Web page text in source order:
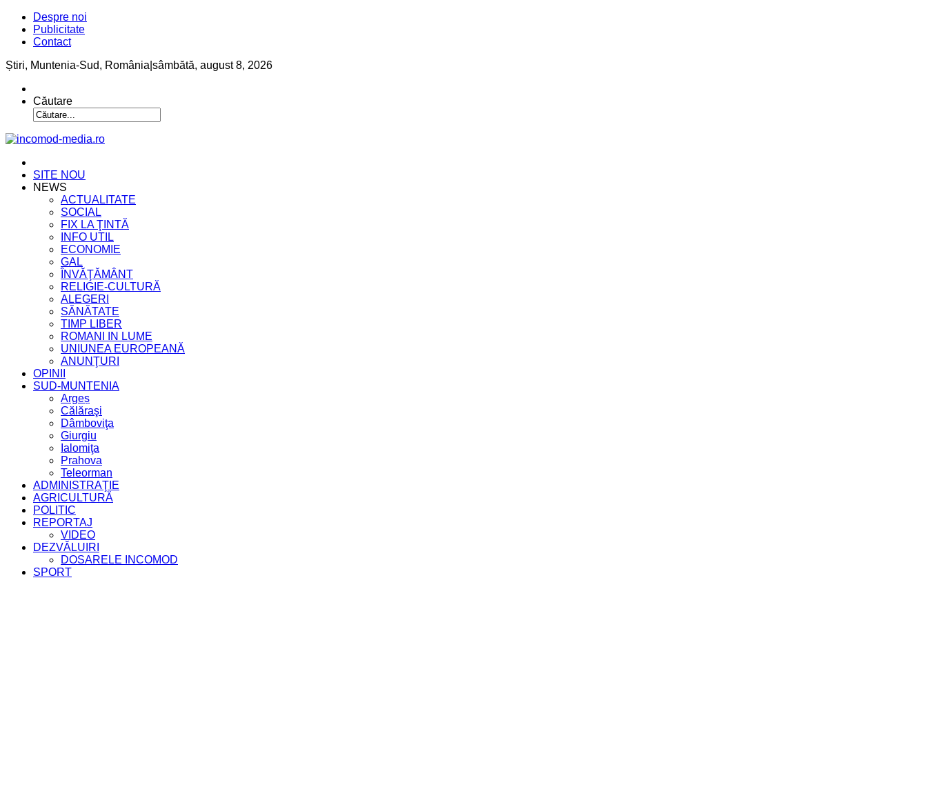
Despre noi
Publicitate
Contact
Știri, Muntenia-Sud, România sâmbătă, august 8, 2026
Căutare
SITE NOU
NEWS
ACTUALITATE
SOCIAL
FIX LA ŢINTĂ
INFO UTIL
ECONOMIE
GAL
ÎNVĂŢĂMÂNT
RELIGIE-CULTURĂ
ALEGERI
SĂNĂTATE
TIMP LIBER
ROMANI IN LUME
UNIUNEA EUROPEANĂ
ANUNŢURI
OPINII
SUD-MUNTENIA
Argeș
Călăraşi
Dâmboviţa
Giurgiu
Ialomiţa
Prahova
Teleorman
ADMINISTRAŢIE
AGRICULTURĂ
POLITIC
REPORTAJ
VIDEO
DEZVĂLUIRI
DOSARELE INCOMOD
SPORT